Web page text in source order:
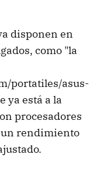
disponen en
como "la
portatiles/asus-
ya está a la
procesadores
rendimiento